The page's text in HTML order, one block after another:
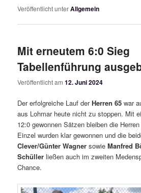
Veröffentlicht unterAllgemein
Mit erneutem 6:0 Sieg
Tabellenführung
Veröffentlicht am12. Juni 2024
Der erfolgreiche Lauf derHerren 65 war
aus Lohmar heute nicht zu stoppen. Mit
12:0 gewonnen Sätzen bleiben die
Einzel wurden klar gewonnen und die
Clever/Günter Wagner sowieManfred
Schüller ließen auch im zweiten
Chance.